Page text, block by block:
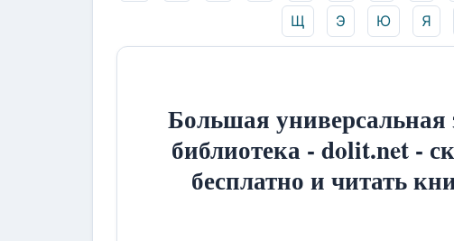
Щ
Э Ю Я
Большая универсальная
библиотека - dolit.net -
бесплатно и читать